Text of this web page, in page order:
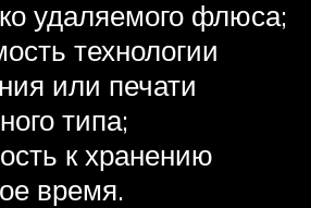
удаляемого флюса;
технологии
или печати
типа;
к хранению
время.